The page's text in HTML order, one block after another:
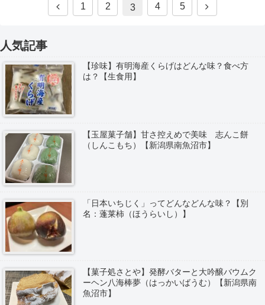
1 2 3 4 5
人気記事
【珍味】有明海産くらげはどんな味？食べ方
は？【生食用】
【玉屋菓子舗】甘さ控えめで美味 志んこ餅
（しんこもち）【新潟県南魚沼市】
「日本いちじく」ってどんなどんな味？【別
名：蓬莱柿（ほうらいし）】
【菓子処さとや】発酵バターと大吟醸バウムク
ーヘン八海棒夢（はっかいばうむ）【新潟県南
魚沼市】